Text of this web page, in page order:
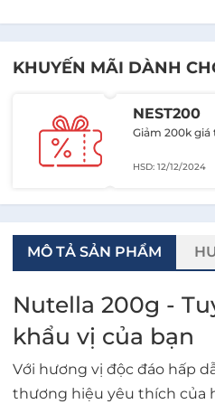
KHUYẾN MÃI DÀNH
NEST200
Giảm 200k
HSD: 12/12/2024
MÔ TẢ SẢN PHẨM
Nutella 200g -
khẩu vị của bạn
Với hương vị độc đáo hấp
thương hiệu yêu thích của